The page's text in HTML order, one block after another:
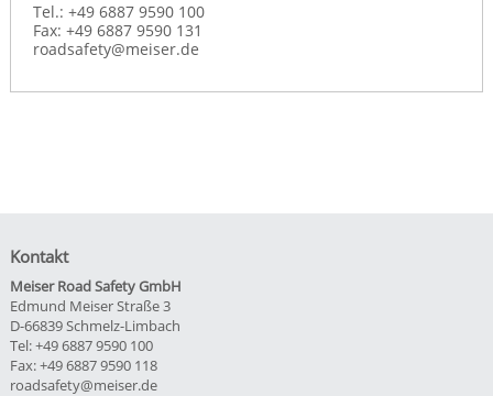
Tel.: +49 6887 9590 100
Fax: +49 6887 9590 131
roadsafety@meiser.de
Kontakt
Meiser Road Safety GmbH
Edmund Meiser Straße 3
D-66839 Schmelz-Limbach
Tel: +49 6887 9590 100
Fax: +49 6887 9590 118
roadsafety@meiser.de